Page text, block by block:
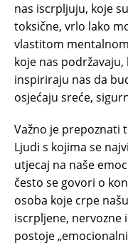
nas iscrpljuju, koje
toksične, vrlo lako
vlastitom
koje nas
inspiriraju nas da
osjećaju sreće,
Važno je prepoznati
Ljudi s kojima se
utjecaj na naše
često se govori o
osoba koje crpe
iscrpljene, nervozne
postoje